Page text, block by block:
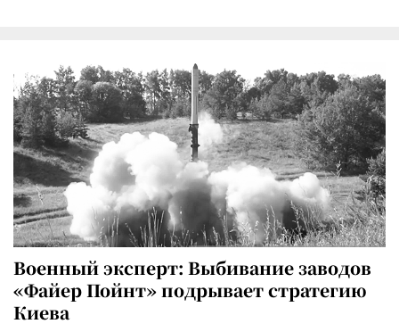
Военный эксперт: Выбивание заводов
«Файер Пойнт» подрывает стратегию
Киева